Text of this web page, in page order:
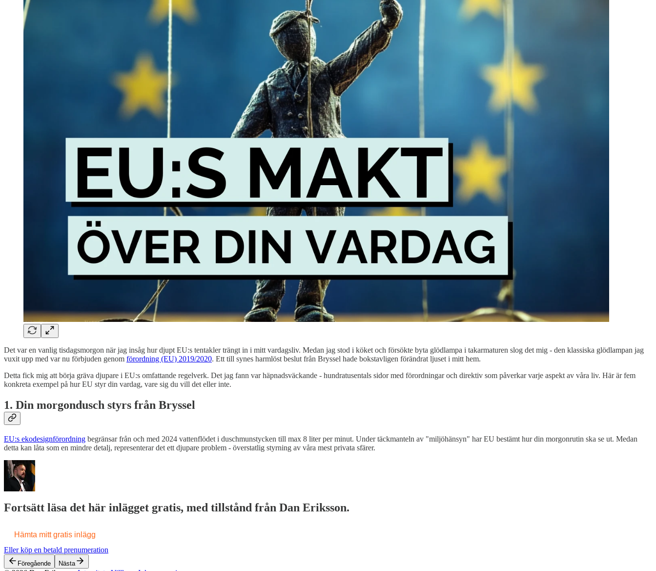
Det var en vanlig tisdagsmorgon när jag insåg hur djupt EU:s tentakler trängt in i mitt vardagsliv. Medan jag stod i köket och försökte byta glödlampa i takarmaturen slog det mig - den klassiska glödlampan jag
vuxit upp med var nu förbjuden genom förordning (EU) 2019/2020. Ett till synes harmlöst beslut från Bryssel hade bokstavligen förändrat ljuset i mitt hem.
Detta fick mig att börja gräva djupare i EU:s omfattande regelverk. Det jag fann var häpnadsväckande - hundratusentals sidor med förordningar och direktiv som påverkar varje aspekt av våra liv. Här är fem
konkreta exempel på hur EU styr din vardag, vare sig du vill det eller inte.
1. Din morgondusch styrs från Bryssel
EU:s ekodesignförordning begränsar från och med 2024 vattenflödet i duschmunstycken till max 8 liter per minut. Under täckmanteln av "miljöhänsyn" har EU bestämt hur din morgonrutin ska se ut. Medan
detta kan låta som en mindre detalj, representerar det ett djupare problem - överstatlig styrning av våra mest privata sfärer.
Fortsätt läsa det här inlägget gratis, med tillstånd från Dan Eriksson.
Hämta mitt gratis inlägg
Eller köp en betald prenumeration
Föregående Nästa